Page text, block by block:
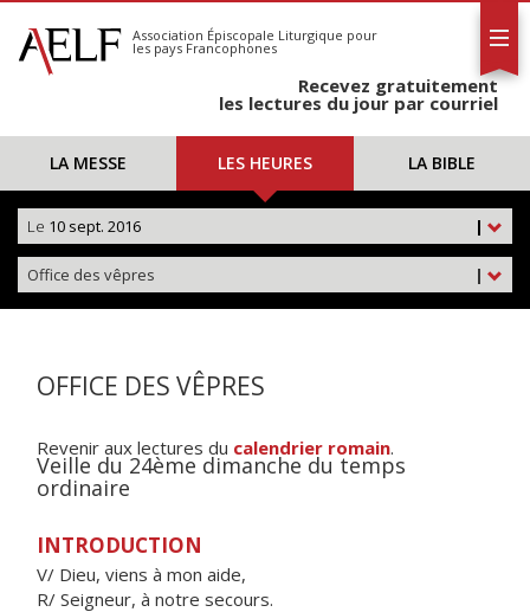
S'abonner
Calendrier
Association Épiscopale Liturgique pour
les pays Francophones
Recevez gratuitement
les lectures du jour par courriel
LA MESSE LES HEURES LA BIBLE
|
Le 10 sept. 2016
|
Office des vêpres
OFFICE DES VÊPRES
Revenir aux lectures du calendrier romain.
Veille du 24ème dimanche du temps
ordinaire
INTRODUCTION
V/ Dieu, viens à mon aide,
R/ Seigneur, à notre secours.